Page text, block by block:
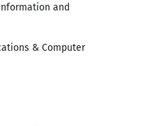
and
& Computer